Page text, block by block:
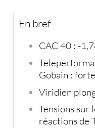
Les hausses
Hors CAC 40 :
Autres actualités
Les analystes
En bref
CAC 40 : -
Gobain :
Viridien
Tensions sur
réactions de